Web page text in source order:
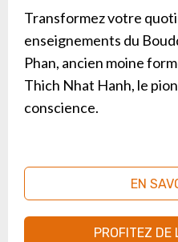
Transformez votre
enseignements du
Phan, ancien moine
Thich Nhat Hanh, le
conscience.
EN
PROFITEZ DE